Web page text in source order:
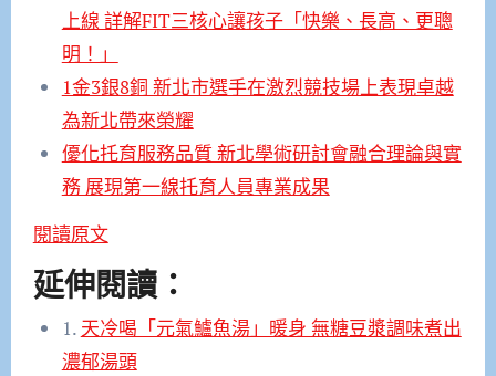
上線 詳解FIT三核心讓孩子「快樂、長高、更聰
明！」
1金3銀8銅 新北市選手在激烈競技場上表現卓越
為新北帶來榮耀
優化托育服務品質 新北學術研討會融合理論與實
務 展現第一線托育人員專業成果
閱讀原文
延伸閱讀：
1. 天冷喝「元氣鱸魚湯」暖身 無糖豆漿調味煮出
濃郁湯頭